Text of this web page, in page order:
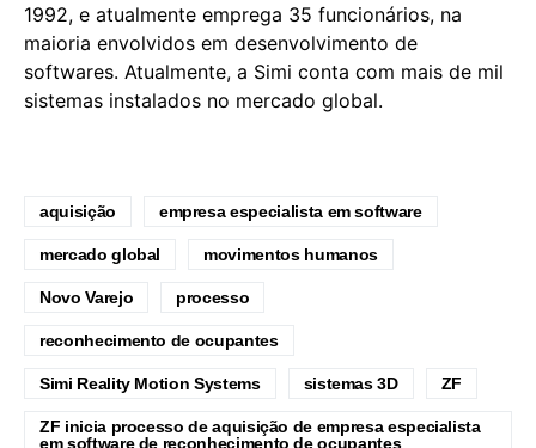
1992, e atualmente emprega 35 funcionários, na
maioria envolvidos em desenvolvimento de
softwares. Atualmente, a Simi conta com mais de mil
sistemas instalados no mercado global.
aquisição empresa especialista em software
mercado global movimentos humanos
Novo Varejo processo
reconhecimento de ocupantes
Simi Reality Motion Systems sistemas 3D ZF
ZF inicia processo de aquisição de empresa especialista
em software de reconhecimento de ocupantes